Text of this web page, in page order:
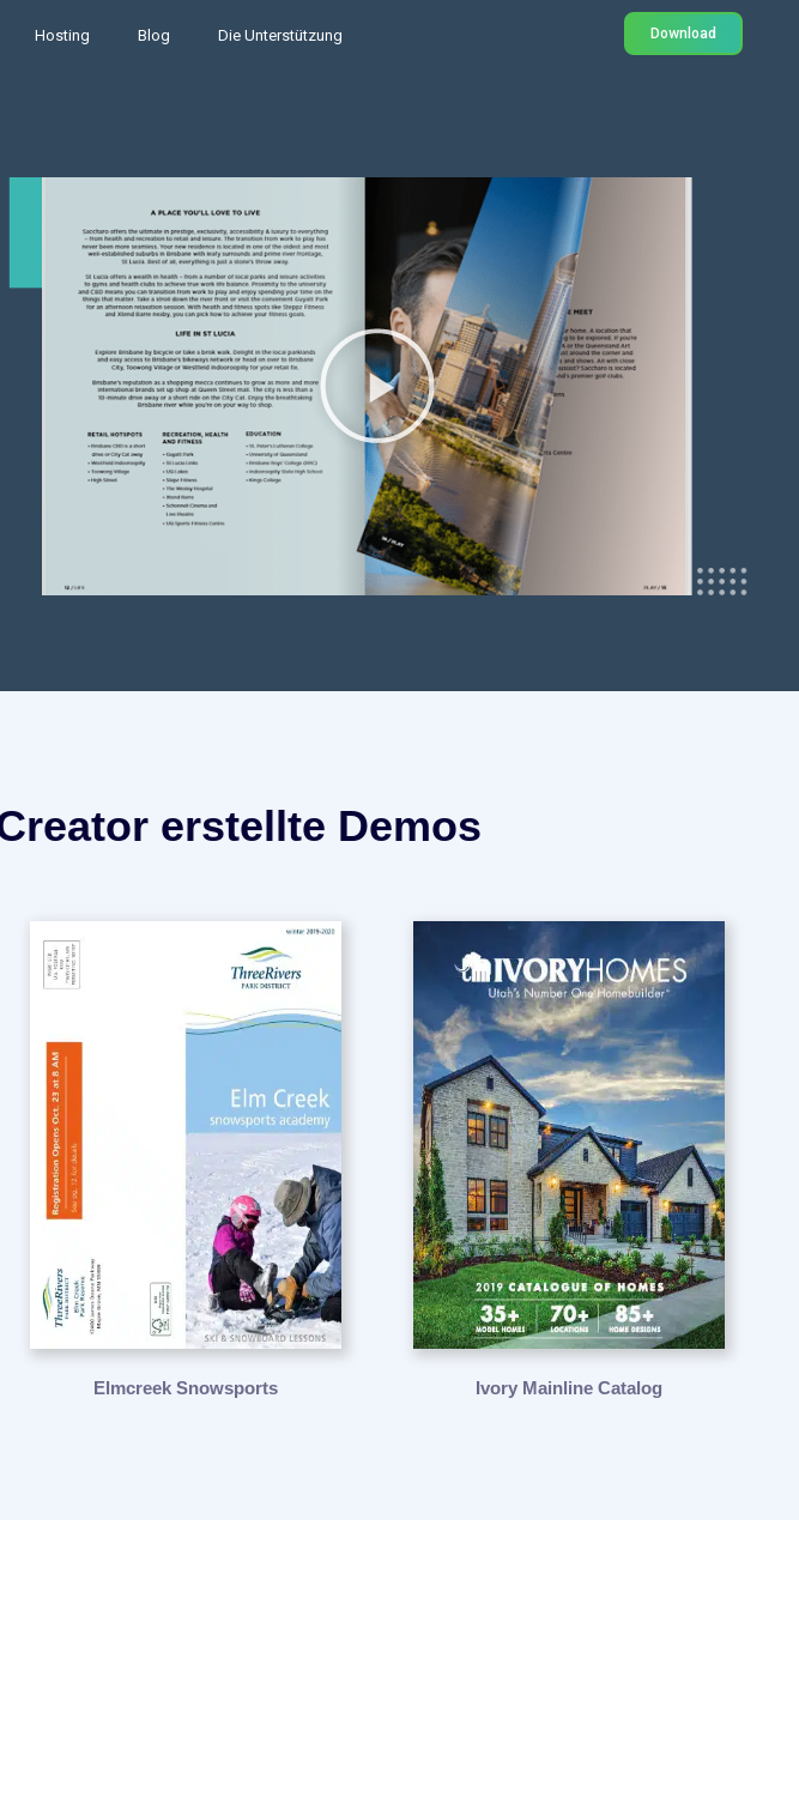
Hosting Blog Die Unterstützung Download
erstellte Demos
Elmcreek Snowsports Ivory Mainline Catalog